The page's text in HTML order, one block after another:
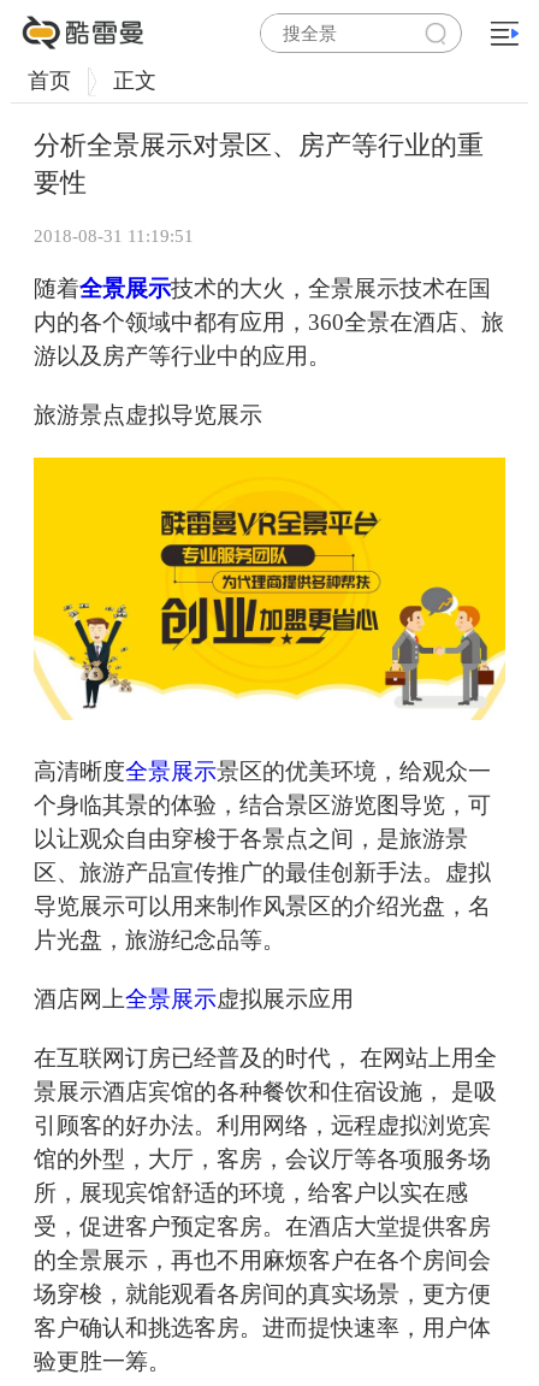
首页 正文
分析全景展示对景区、房产等行业的重
要性
2018-08-31 11:19:51
随着全景展示技术的大火，全景展示技术在国
内的各个领域中都有应用，360全景在酒店、旅
游以及房产等行业中的应用。
旅游景点虚拟导览展示
高清晰度全景展示景区的优美环境，给观众一
个身临其景的体验，结合景区游览图导览，可
以让观众自由穿梭于各景点之间，是旅游景
区、旅游产品宣传推广的最佳创新手法。虚拟
导览展示可以用来制作风景区的介绍光盘，名
片光盘，旅游纪念品等。
酒店网上全景展示虚拟展示应用
在互联网订房已经普及的时代， 在网站上用全
景展示酒店宾馆的各种餐饮和住宿设施， 是吸
引顾客的好办法。利用网络，远程虚拟浏览宾
馆的外型，大厅，客房，会议厅等各项服务场
所，展现宾馆舒适的环境，给客户以实在感
受，促进客户预定客房。在酒店大堂提供客房
的全景展示，再也不用麻烦客户在各个房间会
场穿梭，就能观看各房间的真实场景，更方便
客户确认和挑选客房。进而提快速率，用户体
验更胜一筹。